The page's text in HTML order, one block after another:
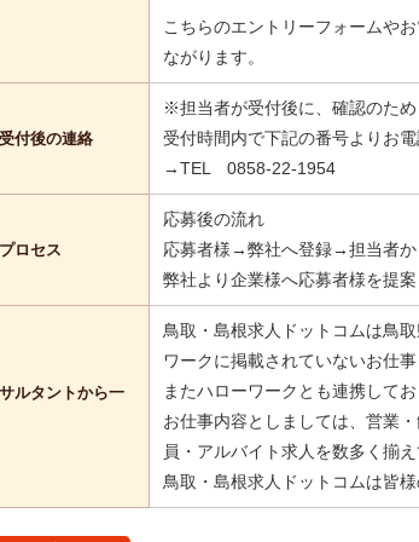
こちらのエントリーフォームや
ながります。
付後の連絡
※担当者が受付後に、確認のため
受付時間内で下記の番号よりお電
→TEL 0858-22-1954
ロセス
応募後の流れ
応募者様→弊社へ登録→担当者
弊社より企業様へ応募者様を提
ルタントから一
鳥取・島根求人ドットコムは鳥
ワークに掲載されていないお仕
またハローワークとも連携して
お仕事内容としましては、営業
員・アルバイト求人を数多く揃え
鳥取・島根求人ドットコムは皆